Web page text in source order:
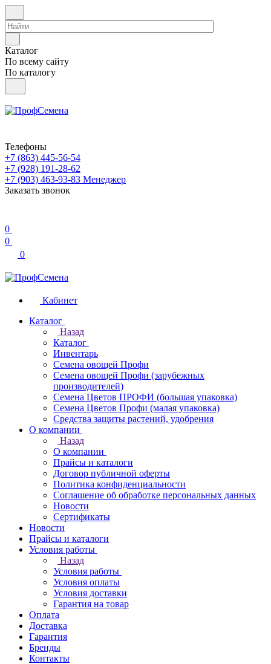
Каталог
По всему сайту
По каталогу
Телефоны
+7 (863) 445-56-54
+7 (928) 191-28-62
+7 (903) 463-93-83 Менеджер
Заказать звонок
0
0
0
Кабинет
Каталог
Назад
Каталог
Инвентарь
Семена овощей Профи
Семена овощей Профи (зарубежных
производителей)
Семена Цветов ПРОФИ (большая упаковка)
Семена Цветов Профи (малая упаковка)
Средства защиты растений, удобрения
О компании
Назад
О компании
Прайсы и каталоги
Договор публичной оферты
Политика конфиденциальности
Соглашение об обработке персональных данных
Новости
Сертификаты
Новости
Прайсы и каталоги
Условия работы
Назад
Условия работы
Условия оплаты
Условия доставки
Гарантия на товар
Оплата
Доставка
Гарантия
Бренды
Контакты